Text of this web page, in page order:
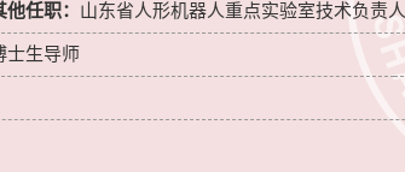
他任职： 山东省人形机器人重点实验室技术负责人
士生导师